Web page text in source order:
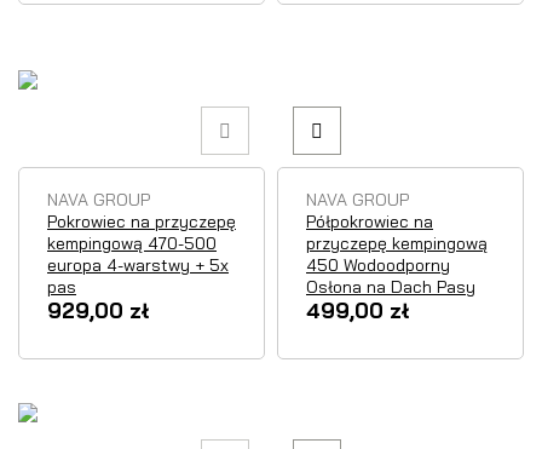
NAVA GROUP
Pokrowiec na przyczepę
kempingową 470-500
europa 4-warstwy + 5x
pas
929,00 zł
NAVA GROUP
Półpokrowiec na
przyczepę kempingową
450 Wodoodporny
Osłona na Dach Pasy
499,00 zł